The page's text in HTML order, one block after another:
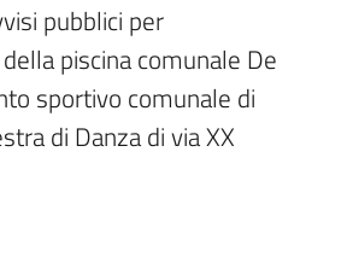
pubblici per
piscina comunale De
sportivo comunale di
di Danza di via XX